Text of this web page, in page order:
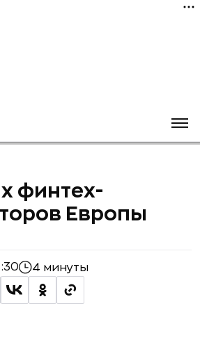
финтех-
Европы
4 минуты